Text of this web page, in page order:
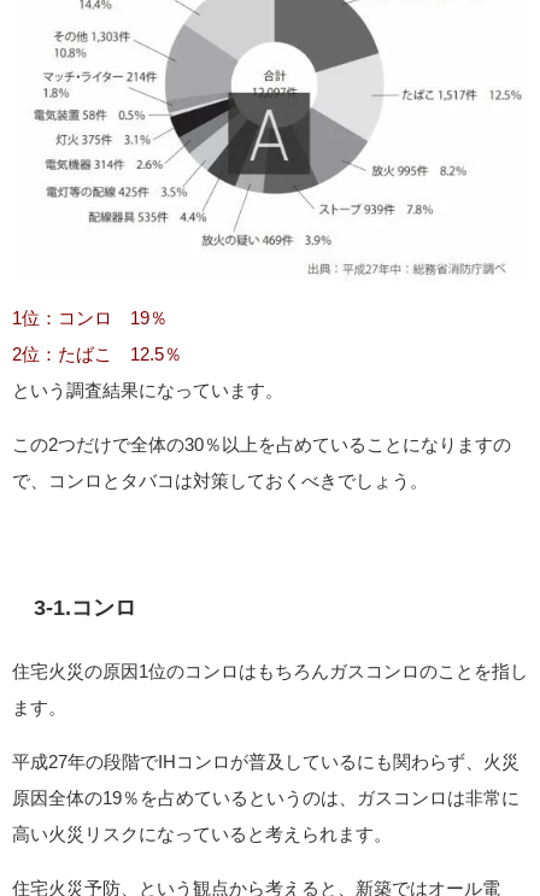
1位：コンロ 19％
2位：たばこ 12.5％
という調査結果になっています。
この2つだけで全体の30％以上を占めていることになりますの
で、コンロとタバコは対策しておくべきでしょう。
3-1.コンロ
住宅火災の原因1位のコンロはもちろんガスコンロのことを指し
ます。
平成27年の段階でIHコンロが普及しているにも関わらず、火災
原因全体の19％を占めているというのは、ガスコンロは非常に
高い火災リスクになっていると考えられます。
住宅火災予防、という観点から考えると、新築ではオール電